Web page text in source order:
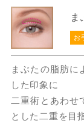
ま
お
まぶたの脂肪に
した印象に
二重術とあわせ
とした二重を目